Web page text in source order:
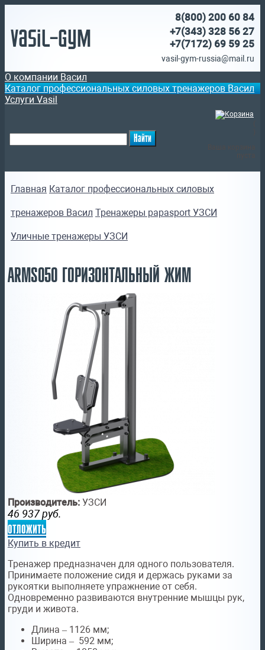
Vasil-Gym
8(800) 200 60 84
+7(343) 328 56 27
+7(7172) 69 59 25
vasil-gym-russia@mail.ru
О компании Васил
Каталог профессиональных силовых тренажеров Васил
Услуги Vasil
Главная Каталог профессиональных силовых
тренажеров Васил Тренажеры papasport УЗСИ
Уличные тренажеры УЗСИ
ARMS050 ГОРИЗОНТАЛЬНЫЙ ЖИМ
Производитель: УЗСИ
46 937 руб.
отложить
Купить в кредит
Тренажер предназначен для одного пользователя.
Принимаете положение сидя и держась руками за
рукоятки выполняете упражнение от себя.
Одновременно развиваются внутренние мышцы рук,
груди и живота.
Длина – 1126 мм;
Ширина – 592 мм;